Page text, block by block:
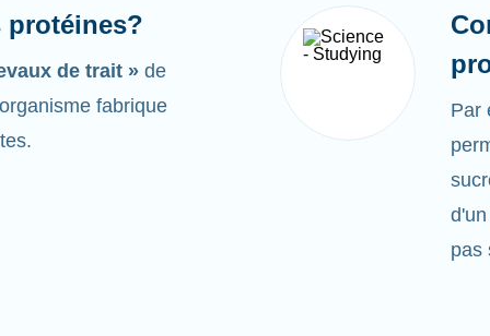
protéines?
de trait » de
fabrique
Par
pas